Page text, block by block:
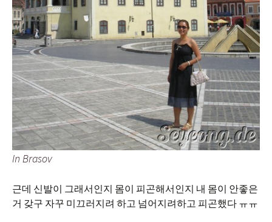
In Brasov
근데 신발이 그래서인지 몸이 피곤해서인지 내 몸이 안좋은
거 갖구 자꾸 미끄러지려 하고 넘어지려하고 피곤했다 ㅠㅠ